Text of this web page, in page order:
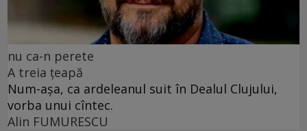
nu ca-n perete
A treia țeapă
Num-așa, ca ardeleanul suit în Dealul Clujului,
vorba unui cîntec.
Alin FUMURESCU